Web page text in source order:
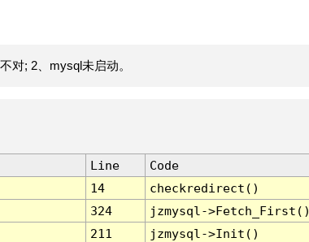
对; 2、mysql未启动。
Line
Code
14
checkredirect()
324
jzmysql-
211
jzmysql->Init()